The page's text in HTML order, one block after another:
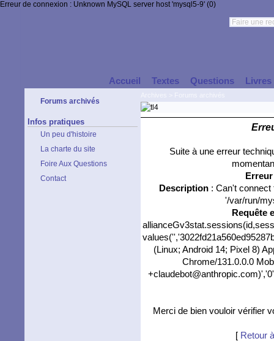
Erreur de connexion : Unknown MySQL server host 'mysql5-9' (0)
Accueil Textes Questions Livres
Forums archivés
Infos pratiques
Un peu d'histoire
La charte du site
Foire Aux Questions
Contact
Suite à une erreur
Description: Can't connect
'/var/run/
Requête
(Linux; Android 14; Pixel 8)
Chrome/131.0.0.0
Merci de bien vouloir vérifier
[ Retour